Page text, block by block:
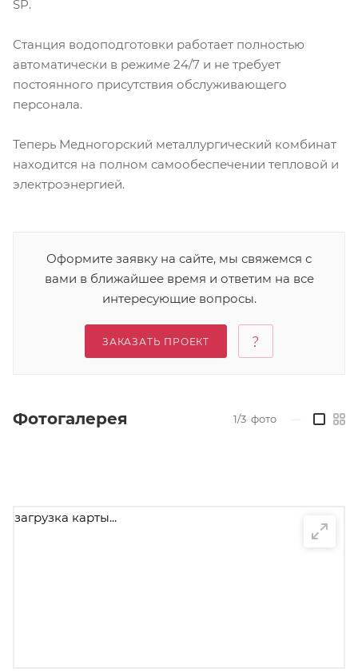
SP.
Станция водоподготовки работает полностью
автоматически в режиме 24/7 и не требует
постоянного присутствия обслуживающего
персонала.
Теперь Медногорский металлургический комбинат
находится на полном самообеспечении тепловой и
электроэнергией.
Оформите заявку на сайте, мы свяжемся с
вами в ближайшее время и ответим на все
интересующие вопросы.
ЗАКАЗАТЬ ПРОЕКТ
Фотогалерея 1/3 фото
загрузка карты...